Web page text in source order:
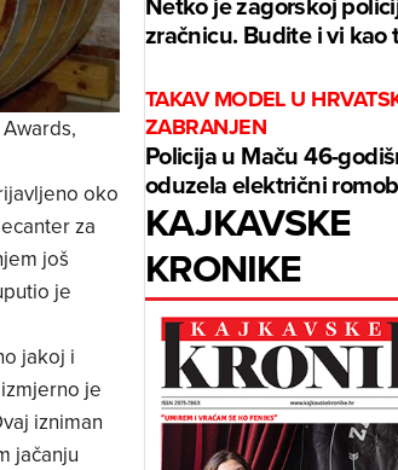
oko
za
još
je
jakoj i
je
izniman
jačanju
zračnicu. Budite i vi kao
TAKAV MODEL U
ZABRANJEN
Policija u Maču 46-
oduzela električni
KAJKAVSKE
KRONIKE